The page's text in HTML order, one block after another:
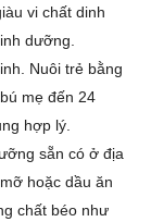
vi chất dinh
dưỡng.
Nuôi trẻ bằng
mẹ đến 24
hợp lý.
sẵn có ở địa
hoặc dầu ăn
chất béo như